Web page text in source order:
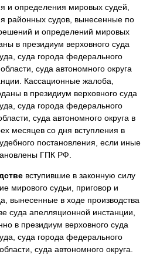
и определения мировых судей,
районных судов, вынесенные по
и определений мировых
в президиум верховного суда
суда города федерального
суда автономного округа
Кассационные жалоба,
в президиум верховного суда
суда города федерального
суда автономного округа в
месяцев со дня вступления в
постановления, если иные
ГПК РФ.
вступившие в законную силу
мирового судьи, приговор и
вынесенные в ходе производства
суда апелляционной инстанции,
в президиум верховного суда
суда города федерального
суда автономного округа.